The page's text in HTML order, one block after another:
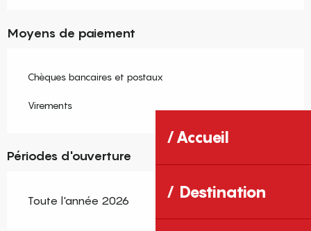
Accueil
Destination
Moyens de paiement
Chèques bancaires et postaux
Virements
Périodes d'ouverture
Toute l'année 2026